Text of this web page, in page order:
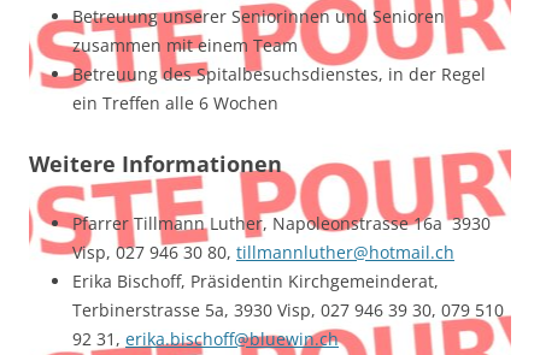
Betreuung unserer Seniorinnen und Senioren
zusammen mit einem Team
Betreuung des Spitalbesuchsdienstes, in der Regel
ein Treffen alle 6 Wochen
Weitere Informationen
Pfarrer Tillmann Luther, Napoleonstrasse 16a 3930
Visp, 027 946 30 80, tillmannluther@hotmail.ch
Erika Bischoff, Präsidentin Kirchgemeinderat,
Terbinerstrasse 5a, 3930 Visp, 027 946 39 30, 079 510
92 31, erika.bischoff@bluewin.ch